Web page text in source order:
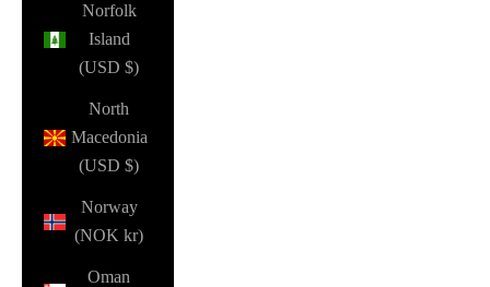
Norfolk
Island
(USD $)
North
Macedonia
(USD $)
Norway
(NOK kr)
Oman